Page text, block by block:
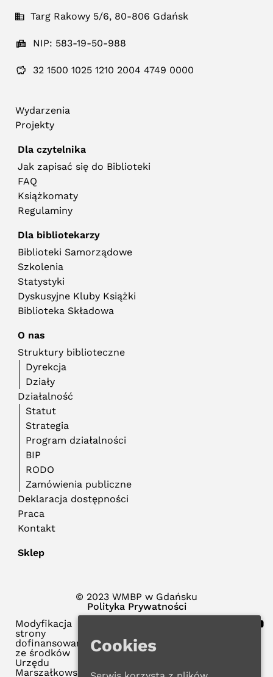
Targ Rakowy 5/6, 80-806 Gdańsk
NIP: 583-19-50-988
32 1500 1025 1210 2004 4749 0000
Wydarzenia
Projekty
Dla czytelnika
Jak zapisać się do Biblioteki
FAQ
Książkomaty
Regulaminy
Dla bibliotekarzy
Biblioteki Samorządowe
Szkolenia
Statystyki
Dyskusyjne Kluby Książki
Biblioteka Składowa
O nas
Struktury biblioteczne
Dyrekcja
Działy
Działalność
Statut
Strategia
Program działalności
BIP
RODO
Zamówienia publiczne
Deklaracja dostępności
Praca
Kontakt
Sklep
© 2023 WMBP w Gdańsku
Polityka Prywatności
Modyfikacja
strony
dofinansowana
ze środków
Urzędu
Marszałkowskiego
Cookies